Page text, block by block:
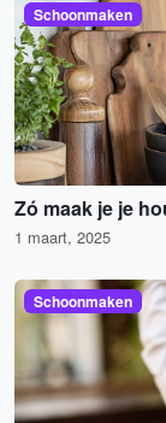
Schoonmaken
Zó maak je je
1 maart, 2025
Schoonmaken